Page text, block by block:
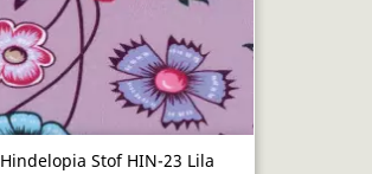
Hindelopia Stof HIN-23 Lila